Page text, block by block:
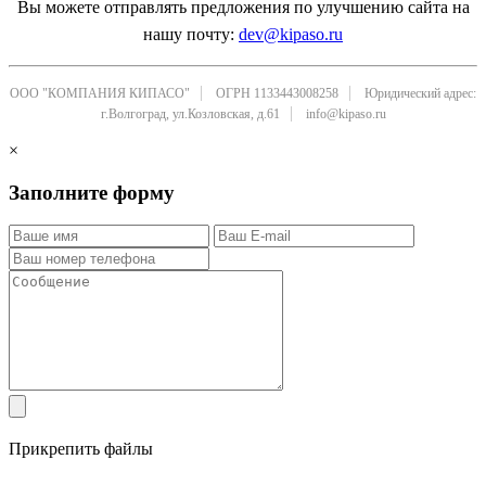
Вы можете отправлять предложения по улучшению сайта на
нашу почту: dev@kipaso.ru
ООО "КОМПАНИЯ КИПАСО" ОГРН 1133443008258
Юридический адрес:
г.Волгоград, ул.Козловская, д.61
info@kipaso.ru
×
Заполните форму
Прикрепить файлы